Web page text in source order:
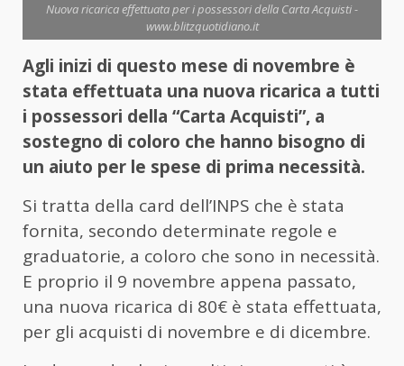
Nuova ricarica effettuata per i possessori della Carta Acquisti -
www.blitzquotidiano.it
Agli inizi di questo mese di novembre è
stata effettuata una nuova ricarica a tutti
i possessori della “Carta Acquisti”, a
sostegno di coloro che hanno bisogno di
un aiuto per le spese di prima necessità.
Si tratta della card dell’INPS che è stata
fornita, secondo determinate regole e
graduatorie, a coloro che sono in necessità.
E proprio il 9 novembre appena passato,
una nuova ricarica di 80€ è stata effettuata,
per gli acquisti di novembre e di dicembre.